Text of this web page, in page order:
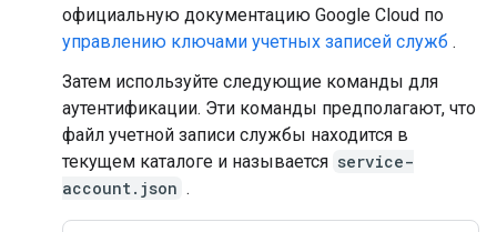
официальную документацию Google Cloud по
управлению ключами учетных записей служб .
Затем используйте следующие команды для
аутентификации. Эти команды предполагают, что
файл учетной записи службы находится в
текущем каталоге и называется service-
account.json .